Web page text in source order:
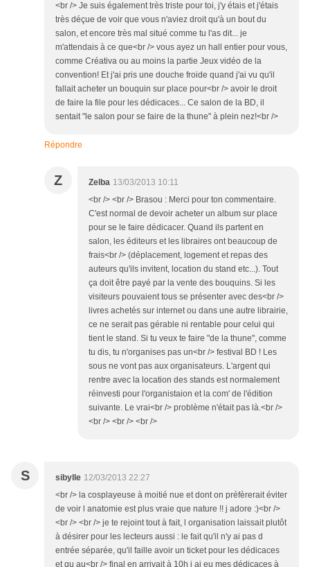
<br /> Je suis également très triste pour toi, j'y étais et j'étais
très déçue de voir que vous n'aviez droit qu'à un bout du
salon, et encore très mal situé comme tu l'as dit... je
m'attendais à ce que<br /> vous ayez un hall entier pour vous,
comme Créativa ou au moins la partie Jeux vidéo de la
convention! Et j'ai pris une douche froide quand j'ai vu qu'il
fallait acheter un bouquin sur place pour<br /> avoir le droit
de faire la file pour les dédicaces... Ce salon de la BD, il
sentait "le salon pour se faire de la thune" à plein nez!<br />
Répondre
Z Zelba 13/03/2013 10:11
<br /> <br /> Brasou : Merci pour ton commentaire.
C'est normal de devoir acheter un album sur place
pour se le faire dédicacer. Quand ils partent en
salon, les éditeurs et les libraires ont beaucoup de
frais<br /> (déplacement, logement et repas des
auteurs qu'ils invitent, location du stand etc...). Tout
ça doit être payé par la vente des bouquins. Si les
visiteurs pouvaient tous se présenter avec des<br />
livres achetés sur internet ou dans une autre librairie,
ce ne serait pas gérable ni rentable pour celui qui
tient le stand. Si tu veux te faire "de la thune", comme
tu dis, tu n'organises pas un<br /> festival BD ! Les
sous ne vont pas aux organisateurs. L'argent qui
rentre avec la location des stands est normalement
réinvesti pour l'organistaion et la com' de l'édition
suivante. Le vrai<br /> problème n'était pas là.<br />
<br /> <br /> <br />
S sibylle 12/03/2013 22:27
<br /> la cosplayeuse à moitié nue et dont on préfèrerait éviter
de voir l anatomie est plus vraie que nature !! j adore :)<br />
<br /> <br /> je te rejoint tout à fait, l organisation laissait plutôt
à désirer pour les lecteurs aussi : le fait qu'il n'y ai pas d
entrée séparée, qu'il faille avoir un ticket pour les dédicaces
et qu au<br /> final en arrivait à 10h j ai eu mes dédicaces à